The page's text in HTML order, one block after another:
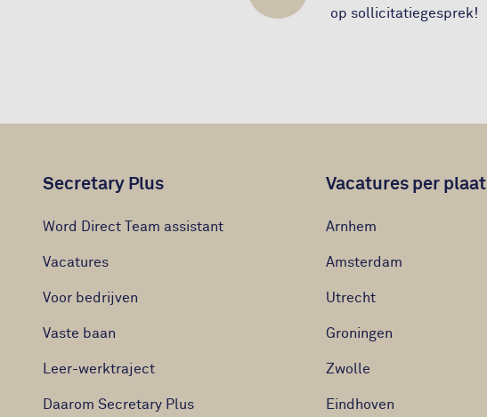
op sollicitatiegesprek!
Secretary Plus
Word Direct Team assistant
Vacatures
Voor bedrijven
Vaste baan
Leer-werktraject
Daarom Secretary Plus
Vacatures per
Arnhem
Amsterdam
Utrecht
Groningen
Zwolle
Eindhoven